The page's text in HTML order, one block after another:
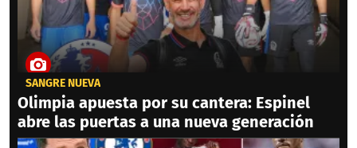
SANGRE NUEVA
Olimpia apuesta por su cantera: Espinel
abre las puertas a una nueva generación